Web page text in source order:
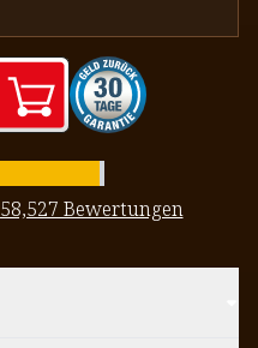
58,527 Bewertungen